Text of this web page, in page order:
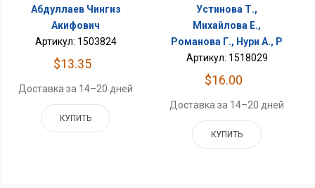
Абдуллаев Чингиз
Акифович
Артикул: 1503824
$13.35
Доставка за 14–20 дней
КУПИТЬ
Устинова Т.,
Михайлова Е.,
Романова Г., Нури А., Р
Артикул: 1518029
$16.00
Доставка за 14–20 дней
КУПИТЬ